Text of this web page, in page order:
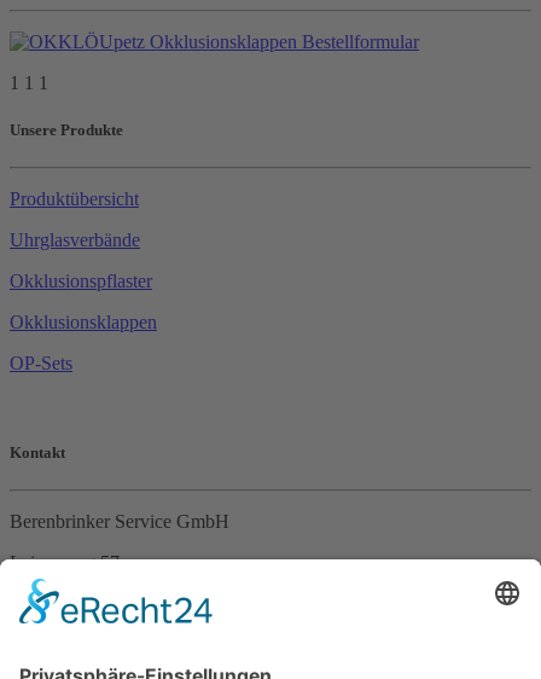
1 1 1
Unsere Produkte
Produktübersicht
Uhrglasverbände
Okklusionspflaster
Okklusionsklappen
OP-Sets
Kontakt
Berenbrinker Service GmbH
Leinenweg 57
33415 Verl